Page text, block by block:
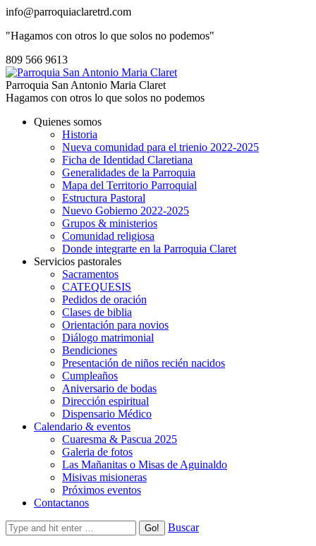
info@parroquiaclaretrd.com
"Hagamos con otros lo que solos no podemos"
809 566 9613
Parroquia San Antonio Maria Claret
Hagamos con otros lo que solos no podemos
Quienes somos
Historia
Nueva comunidad para el trienio 2022-2025
Ficha de Identidad Claretiana
Generalidades de la Parroquia
Mapa del Territorio Parroquial
Estructura Pastoral
Nuevo Gobierno 2022-2025
Grupos & ministerios
Comunidad religiosa
Donde integrarte en la Parroquia Claret
Servicios pastorales
Sacramentos
CATEQUESIS
Pedidos de oración
Clases de biblia
Orientación para novios
Diálogo matrimonial
Bendiciones
Presentación de niños recién nacidos
Cumpleaños
Aniversario de bodas
Dirección espiritual
Dispensario Médico
Calendario & eventos
Cuaresma & Pascua 2025
Galeria de fotos
Las Mañanitas o Misas de Aguinaldo
Misivas misioneras
Próximos eventos
Contactanos
Buscar